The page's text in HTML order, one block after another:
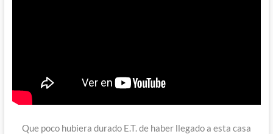
Que poco hubiera durado E.T. de haber llegado a esta casa